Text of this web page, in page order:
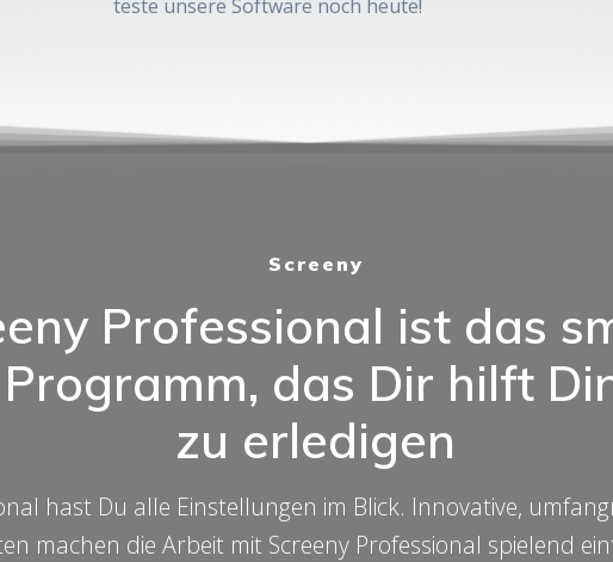
teste unsere Software noch heute!
Screeny
Professional ist das
das Dir hilft
zu erledigen
hast Du alle Einstellungen im Blick. Innovative,
machen die Arbeit mit Screeny Professional spielend